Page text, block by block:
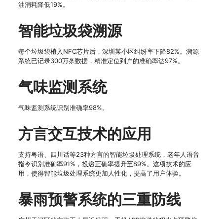
油消耗降低19%。
智能垃圾袋溯源
每个垃圾袋植入NFC芯片后，深圳某小区纠纷率下降82%。溯源
系统已记录300万条数据，精准定位到户的准确率达97%。
气味监测系统
气味监测系统识别准确率98%。
方言交互技术的应用
支持粤语、四川话等23种方言的智能垃圾处理系统，老年人语音
指令识别准确率91%，投递正确率提升至89%。这项技术的应
用，使得智能垃圾处理系统更加人性化，提高了用户体验。
暴雨预警系统的三重防线